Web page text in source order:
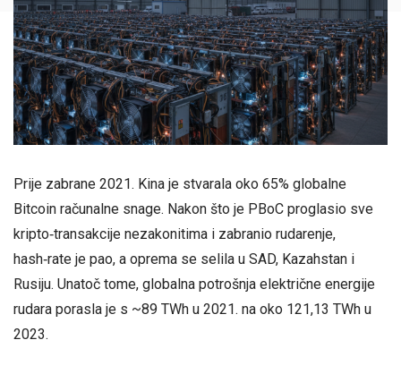
Prije zabrane 2021. Kina je stvarala oko 65% globalne
Bitcoin računalne snage. Nakon što je PBoC proglasio sve
kripto‑transakcije nezakonitima i zabranio rudarenje,
hash‑rate je pao, a oprema se selila u SAD, Kazahstan i
Rusiju. Unatoč tome, globalna potrošnja električne energije
rudara porasla je s ~89 TWh u 2021. na oko 121,13 TWh u
2023.